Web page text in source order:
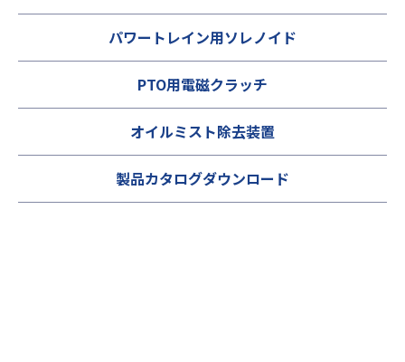
パワートレイン用ソレノイド
PTO用電磁クラッチ
オイルミスト除去装置
製品カタログダウンロード